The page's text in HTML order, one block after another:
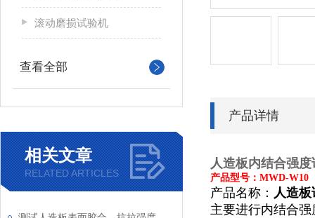
滚动磨损试验机
查看全部
相关文章
RELATED ARTICLES
产品详情
人造板内结合强度
产品型号：MWD-W10
产品名称： 人造
主要进行内结合